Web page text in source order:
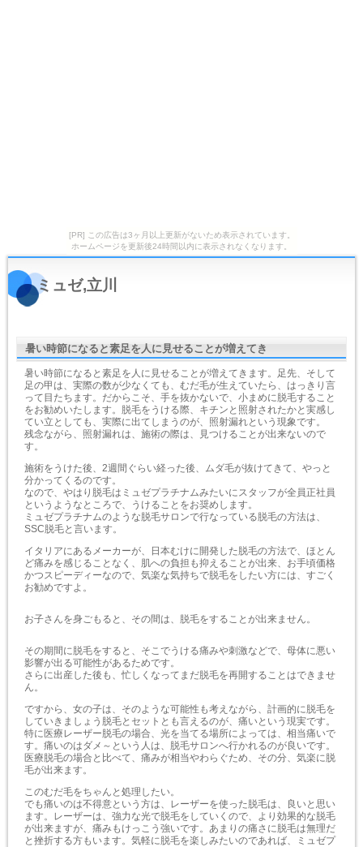
[PR] この広告は3ヶ月以上更新がないため表示されています。
ホームページを更新後24時間以内に表示されなくなります。
ミュゼ,立川
暑い時節になると素足を人に見せることが増えてき
暑い時節になると素足を人に見せることが増えてきます。足先、そして
足の甲は、実際の数が少なくても、むだ毛が生えていたら、はっきり言
って目たちます。だからこそ、手を抜かないで、小まめに脱毛すること
をお勧めいたします。脱毛をうける際、キチンと照射されたかと実感し
てい立としても、実際に出てしまうのが、照射漏れという現象です。
残念ながら、照射漏れは、施術の際は、見つけることが出来ないので
す。
施術をうけた後、2週間ぐらい経った後、ムダ毛が抜けてきて、やっと
分かってくるのです。
なので、やはり脱毛はミュゼプラチナムみたいにスタッフが全員正社員
というようなところで、うけることをお奨めします。
ミュゼプラチナムのような脱毛サロンで行なっている脱毛の方法は、
SSC脱毛と言います。
イタリアにあるメーカーが、日本むけに開発した脱毛の方法で、ほとん
ど痛みを感じることなく、肌への負担も抑えることが出来、お手頃価格
かつスピーディーなので、気楽な気持ちで脱毛をしたい方には、すごく
お勧めですよ。
お子さんを身ごもると、その間は、脱毛をすることが出来ません。
その期間に脱毛をすると、そこでうける痛みや刺激などで、母体に悪い
影響が出る可能性があるためです。
さらに出産した後も、忙しくなってまだ脱毛を再開することはできませ
ん。
ですから、女の子は、そのような可能性も考えながら、計画的に脱毛を
していきましょう脱毛とセットとも言えるのが、痛いという現実です。
特に医療レーザー脱毛の場合、光を当てる場所によっては、相当痛いで
す。痛いのはダメ～という人は、脱毛サロンへ行かれるのが良いです。
医療脱毛の場合と比べて、痛みが相当やわらぐため、その分、気楽に脱
毛が出来ます。
このむだ毛をちゃんと処理したい。
でも痛いのは不得意という方は、レーザーを使った脱毛は、良いと思い
ます。レーザーは、強力な光で脱毛をしていくので、より効果的な脱毛
が出来ますが、痛みもけっこう強いです。あまりの痛さに脱毛は無理だ
と挫折する方もいます。気軽に脱毛を楽しみたいのであれば、ミュゼプ